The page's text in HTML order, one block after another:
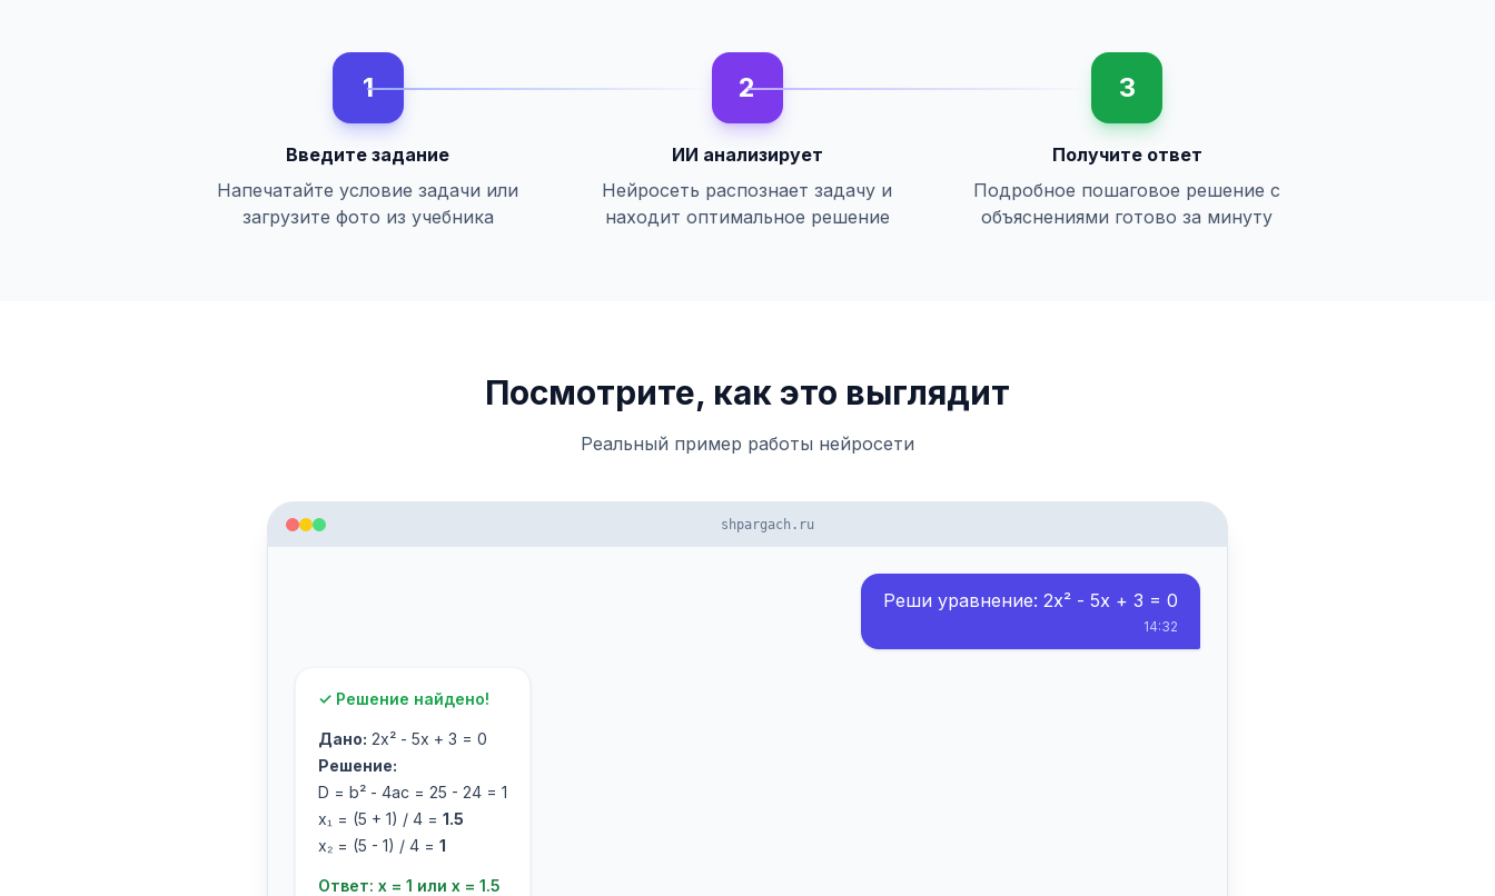
1
Введите задание
Напечатайте условие задачи или
загрузите фото из учебника
2
ИИ анализирует
Нейросеть распознает задачу и
находит оптимальное решение
3
Получите ответ
Подробное пошаговое решение с
объяснениями готово за минуту
Посмотрите, как это выглядит
Реальный пример работы нейросети
shpargach.ru
Реши уравнение: 2x² - 5x + 3 = 0
14:32
✓ Решение найдено!
Дано: 2x² - 5x + 3 = 0
Решение:
D = b² - 4ac = 25 - 24 = 1
x₁ = (5 + 1) / 4 = 1.5
x₂ = (5 - 1) / 4 = 1
Ответ: x = 1 или x = 1.5